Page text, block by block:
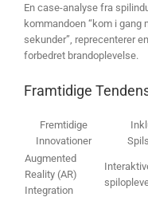
En case-analyse fra
kommandoen “kom i gang
sekunder”, reprecenterer
forbedret brandoplevelse.
Framtidige
Fremtidige
Innovationer
Augmented
Reality (AR)
Integration